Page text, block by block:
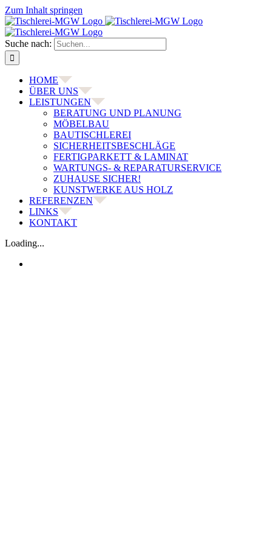
Zum Inhalt springen
Suche nach:
HOME
ÜBER UNS
LEISTUNGEN
BERATUNG UND PLANUNG
MÖBELBAU
BAUTISCHLEREI
SICHERHEITSBESCHLÄGE
FERTIGPARKETT & LAMINAT
WARTUNGS- & REPARATURSERVICE
ZUHAUSE SICHER!
KUNSTWERKE AUS HOLZ
REFERENZEN
LINKS
KONTAKT
Loading...